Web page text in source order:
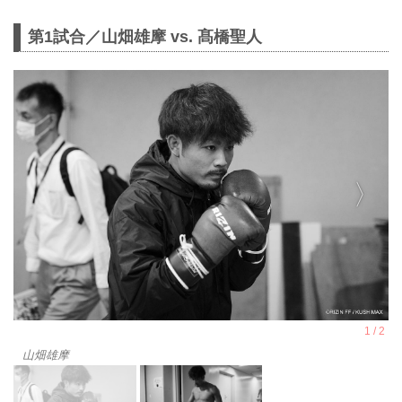
第1試合／山畑雄摩 vs. 髙橋聖人
山畑雄摩